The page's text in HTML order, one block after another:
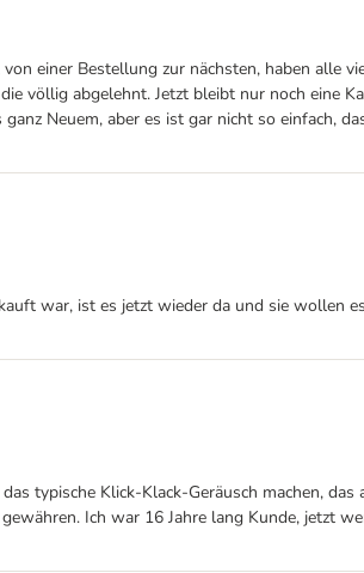
einer Bestellung zur nächsten, haben alle
völlig abgelehnt. Jetzt bleibt nur noch eine
Neuem, aber es ist gar nicht so einfach,
war, ist es jetzt wieder da und sie wollen
typische Klick-Klack-Geräusch machen,
Ich war 16 Jahre lang Kunde, jetzt